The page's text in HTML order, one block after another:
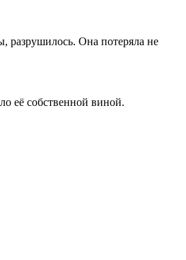
разрушилось. Она потеряла не
её собственной виной.